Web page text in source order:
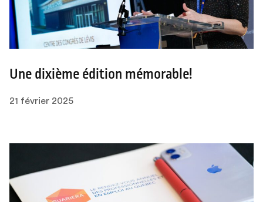
Une dixième édition mémorable!
21 février 2025